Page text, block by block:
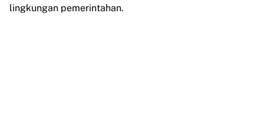
lingkungan pemerintahan.